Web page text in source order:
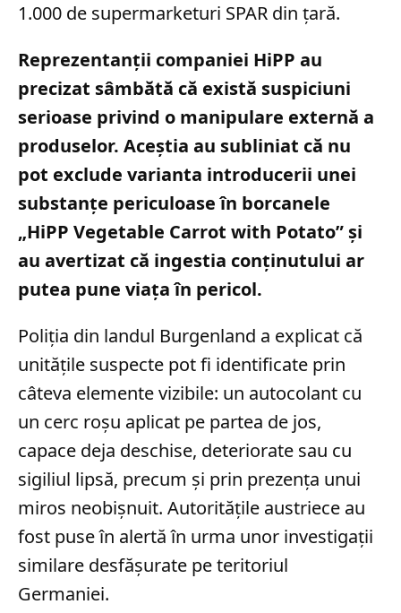
1.000 de supermarketuri SPAR din țară.
Reprezentanții companiei HiPP au
precizat sâmbătă că există suspiciuni
serioase privind o manipulare externă a
produselor. Aceștia au subliniat că nu
pot exclude varianta introducerii unei
substanțe periculoase în borcanele
„HiPP Vegetable Carrot with Potato” și
au avertizat că ingestia conținutului ar
putea pune viața în pericol.
Poliția din landul Burgenland a explicat că
unitățile suspecte pot fi identificate prin
câteva elemente vizibile: un autocolant cu
un cerc roșu aplicat pe partea de jos,
capace deja deschise, deteriorate sau cu
sigiliul lipsă, precum și prin prezența unui
miros neobișnuit. Autoritățile austriece au
fost puse în alertă în urma unor investigații
similare desfășurate pe teritoriul
Germaniei.